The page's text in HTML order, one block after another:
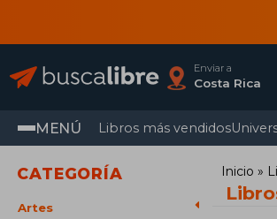
Enviar a
Costa Rica
MENÚ Libros más vendidos
CATEGORÍA
Artes
Inicio